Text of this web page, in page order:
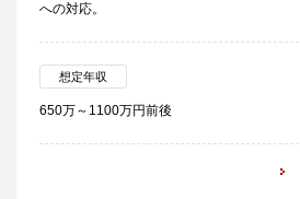
への対応。
想定年収
650万～1100万円前後